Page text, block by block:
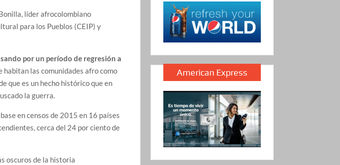
líder afrocolombiano
para los Pueblos (CEIP) y
por un período de regresión a
las comunidades afro como
que es un hecho histórico que en
la guerra.
en censos de 2015 en 16 países
cerca del 24 por ciento de
oscuros de la historia
American Express